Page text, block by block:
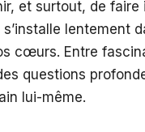
et surtout, de faire
lentement
cœurs. Entre
questions
lui-même.